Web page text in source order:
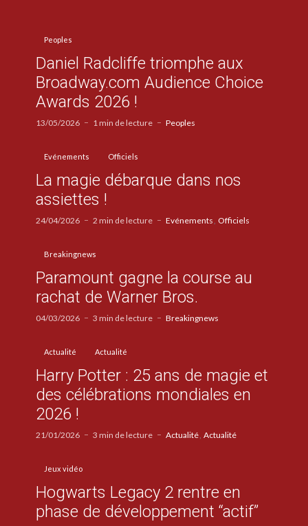
Peoples
Daniel Radcliffe triomphe aux
Broadway.com Audience Choice
Awards 2026 !
13/05/2026 1 min de lecture Peoples
Evénements Officiels
La magie débarque dans nos
assiettes !
24/04/2026 2 min de lecture Evénements Officiels
Breakingnews
Paramount gagne la course au
rachat de Warner Bros.
04/03/2026 3 min de lecture Breakingnews
Actualité Actualité
Harry Potter : 25 ans de magie et
des célébrations mondiales en
2026 !
21/01/2026 3 min de lecture Actualité Actualité
Jeux vidéo
Hogwarts Legacy 2 rentre en
phase de développement “actif”